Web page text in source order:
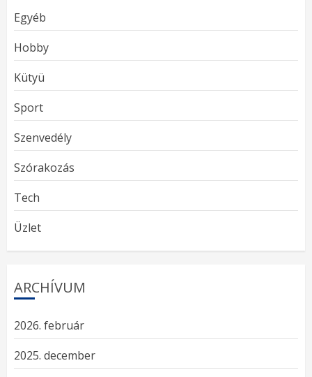
Egyéb
Hobby
Kütyü
Sport
Szenvedély
Szórakozás
Tech
Üzlet
ARCHÍVUM
2026. február
2025. december